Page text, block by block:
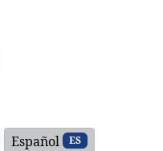
Español ES